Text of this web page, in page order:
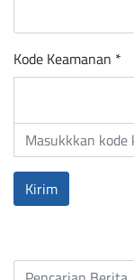
Kode Keamanan *